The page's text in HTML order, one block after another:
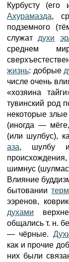
Курбусту (его
Ахурамазда,
подземного
служат духи
среднем
жизнь: добрые
числе очень
«хозяина
тувинский род
некоторые злые
(иногда —
(или шулбус),
аза, шулбу и
шимнус
Влияние
бытовании
ээренов,
духами
общались т. н.
— чёрные.
как и прочие
них были